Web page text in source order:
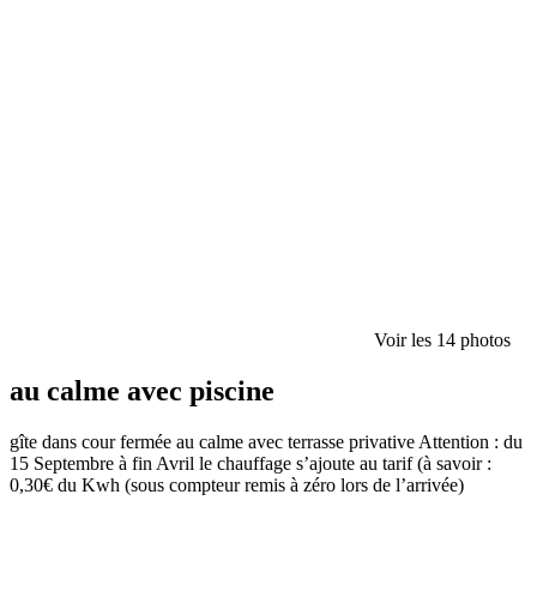
Voir les 14 photos
au calme avec piscine
gîte dans cour fermée au calme avec terrasse privative Attention : du
15 Septembre à fin Avril le chauffage s’ajoute au tarif (à savoir :
0,30€ du Kwh (sous compteur remis à zéro lors de l’arrivée)